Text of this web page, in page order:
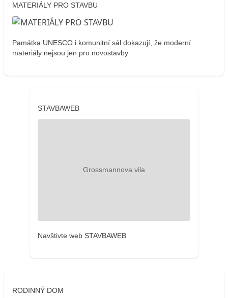
MATERIÁLY PRO STAVBU
Památka UNESCO i komunitní sál dokazují, že moderní
materiály nejsou jen pro novostavby
STAVBAWEB
Navštivte web STAVBAWEB
RODINNÝ DOM